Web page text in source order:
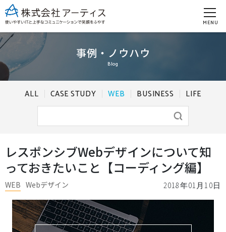
MENU
事例・ノウハウ
Blog
ALL CASE STUDY WEB BUSINESS LIFE
レスポンシブWebデザインについて知
っておきたいこと【コーディング編】
2018年01月10日
WEB Webデザイン